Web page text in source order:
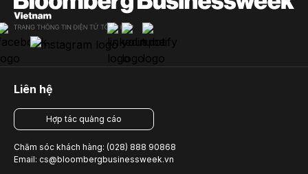
Liên hệ
Hợp tác quảng cáo
Chăm sóc khách hàng: (028) 888 90868
Email: cs@bloombergbusinessweek.vn